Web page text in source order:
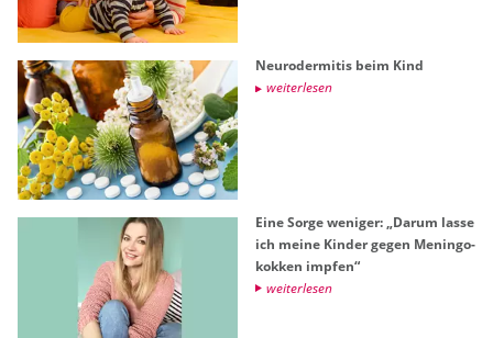
Neu­ro­der­mi­tis beim Kind
wei­ter­le­sen
Eine Sorge we­ni­ger: „Darum lasse
ich meine Kin­der gegen Me­nin­go­
kok­ken imp­fen“
wei­ter­le­sen